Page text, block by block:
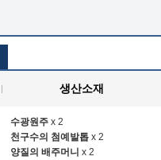
생산소재
수광원주 x 2
천구수의 첨예발톱 x 2
양질의 배주머니 x 2